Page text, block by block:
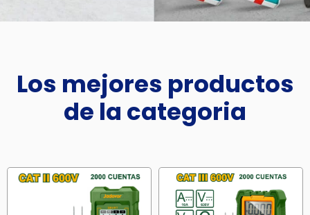
Los mejores productos
de la categoria